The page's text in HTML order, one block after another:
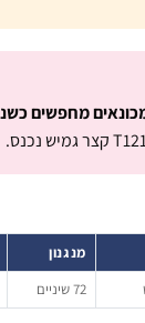
מחפשים
טיטניום